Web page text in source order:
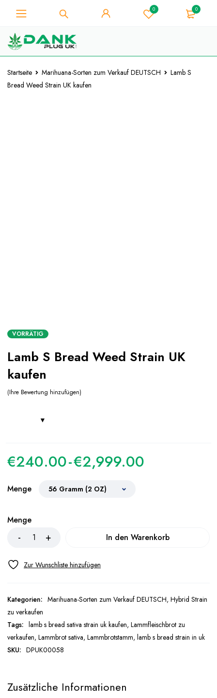
0 0
Startseite Marihuana-Sorten zum Verkauf DEUTSCH
Lamb S
Bread Weed Strain UK kaufen
VORRÄTIG
Lamb S Bread Weed Strain UK
kaufen
Ihre Bewertung hinzufügen
€240.00-€2,999.00
Menge
Menge
In den Warenkorb
Kategorien: Marihuana-Sorten zum Verkauf DEUTSCH, Hybrid Strain
zu verkaufen
Tags: lamb s bread sativa strain uk kaufen, Lammfleischbrot zu
verkaufen, Lammbrot sativa, Lammbrotstamm, lamb s bread strain in uk
SKU: DPUK00058
Zusätzliche Informationen
Für Weed-Liebhaber - Holen Sie
sich 10% Sofort-Rabatt auf jeden
"WELCOME10"